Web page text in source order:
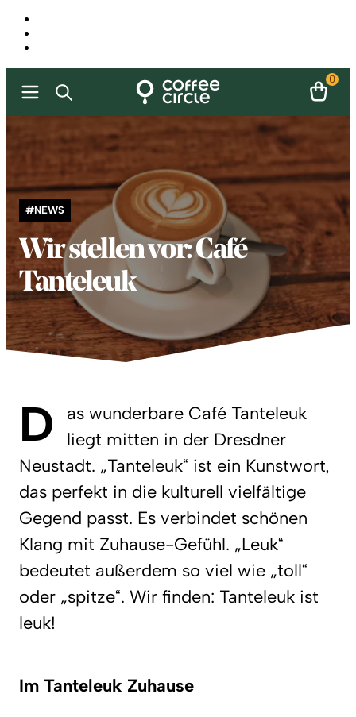
0
#NEWS
Wir stellen vor: Café
Tanteleuk
D
as wunderbare Café Tanteleuk
liegt mitten in der Dresdner
Neustadt. „Tanteleuk“ ist ein Kunstwort,
das perfekt in die kulturell vielfältige
Gegend passt. Es verbindet schönen
Klang mit Zuhause-Gefühl. „Leuk“
bedeutet außerdem so viel wie „toll“
oder „spitze“. Wir finden: Tanteleuk ist
leuk!
Im Tanteleuk Zuhause